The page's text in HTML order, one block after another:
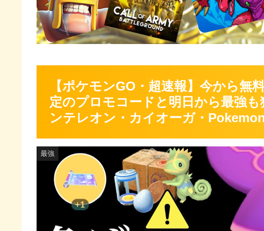
【ポケモンGO・超速報】今から無
定のプロモコードと明日から最強
ンテレオン・カイオーガ・Pokemon
最強